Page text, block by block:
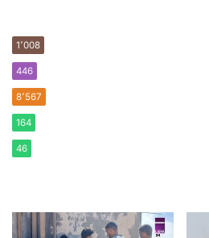
1٬008
446
8٬567
164
46